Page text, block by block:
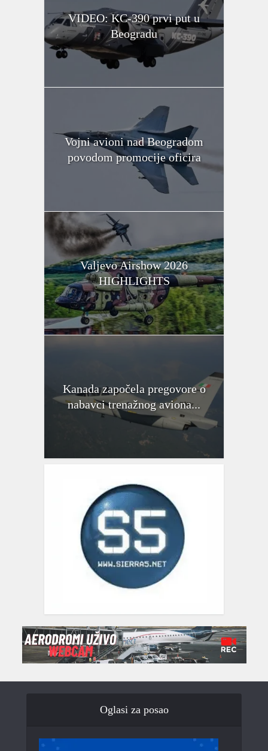
VIDEO: KC-390 prvi put u
Beogradu
Vojni avioni nad Beogradom
povodom promocije oficira
Valjevo Airshow 2026
HIGHLIGHTS
Kanada započela pregovore o
nabavci trenažnog aviona...
Oglasi za posao